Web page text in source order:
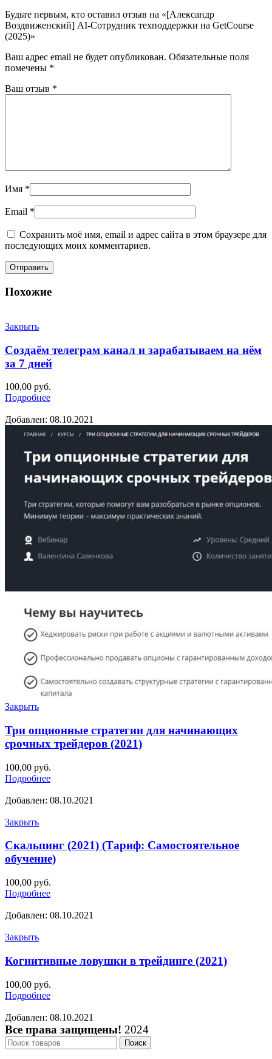
Будьте первым, кто оставил отзыв на «[Александр
Воздвиженский] AI-Сотрудник техподдержки на GetCourse
(2025)»
Ваш адрес email не будет опубликован. Обязательные поля
помечены *
Ваш отзыв *
Имя *
Email *
Сохранить моё имя, email и адрес сайта в этом браузере для
последующих моих комментариев.
Похожие
Закрыть
Создаём телеграм канал и зарабатываем на нём
за 7 дней
100,00 руб.
Подробнее
Добавлен: 08.10.2021
Закрыть
Три опционные стратегии для начинающих
срочных трейдеров (2021)
100,00 руб.
Подробнее
Добавлен: 08.10.2021
Закрыть
Скальпинг (2021) (Тариф: Самостоятельное
обучение)
100,00 руб.
Подробнее
Добавлен: 08.10.2021
Закрыть
Когнитивные ловушки в трейдинге (2021)
100,00 руб.
Подробнее
Добавлен: 08.10.2021
Все права защищены! 2024
Поиск